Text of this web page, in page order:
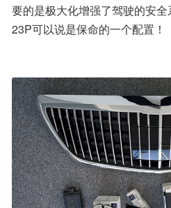
要的是极大化增强了驾驶的安全
23P可以说是保命的一个配置！